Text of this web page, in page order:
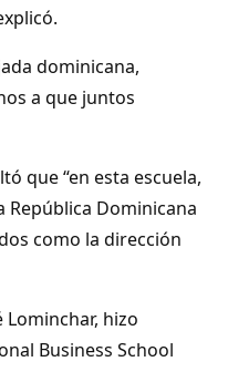
dominicana,
a que juntos
que “en esta escuela,
República Dominicana
como la dirección
Lominchar, hizo
Business School